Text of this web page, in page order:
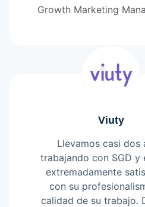
problemas y el
recomendados.
Growth Marketing
Viuty
Llevamos casi dos
trabajando con SGD y
extremadamente
con su
calidad de su trabajo.